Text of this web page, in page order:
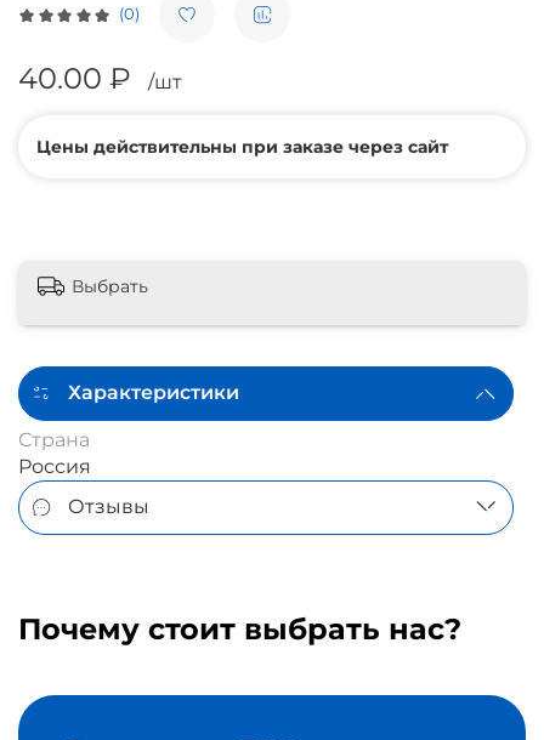
(0)
40.00 ₽ /шт
Цены действительны при заказе через сайт
Выбрать
Характеристики
Страна
Россия
Отзывы
Почему стоит выбрать нас?